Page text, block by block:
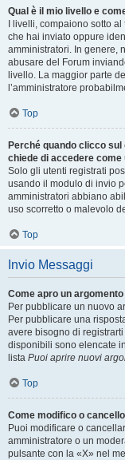
Qual è il mio livello e
I livelli, compaiono sotto
che hai inviato oppure
amministratori. In genere,
abusare del Forum
livello. La maggior parte
l’amministratore
Top
Perché quando clicco
chiede di accedere
Solo gli utenti registrati
usando il modulo di invio
amministratori abbiano
uso scorretto o malevolo
Top
Invio Messaggi
Come apro un
Per pubblicare un nuovo
Per pubblicare una
avere bisogno di
disponibili sono elencate
lista Puoi aprire nuovi
Top
Come modifico o
Puoi modificare o
amministratore o un
pulsante con la «X» nel